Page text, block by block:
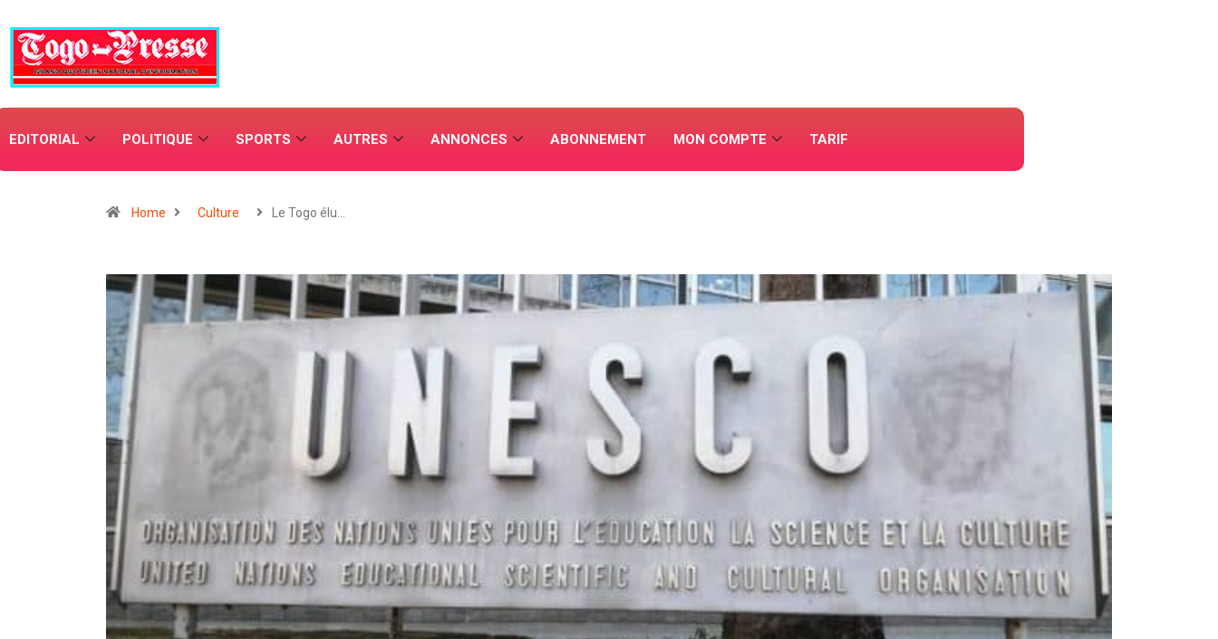
EDITORIAL POLITIQUE SPORTS AUTRES ANNONCES ABONNEMENT MON COMPTE TARIF
Home Culture Le Togo élu…